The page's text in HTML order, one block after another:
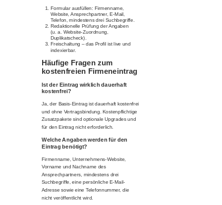
Formular ausfüllen: Firmenname,
Website, Ansprechpartner, E-Mail,
Telefon, mindestens drei Suchbegriffe.
Redaktionelle Prüfung der Angaben
(u. a. Website-Zuordnung,
Duplikatscheck).
Freischaltung – das Profil ist live und
indexierbar.
Häufige Fragen zum
kostenfreien Firmeneintrag
Ist der Eintrag wirklich dauerhaft
kostenfrei?
Ja, der Basis-Eintrag ist dauerhaft kostenfrei
und ohne Vertragsbindung. Kostenpflichtige
Zusatzpakete sind optionale Upgrades und
für den Eintrag nicht erforderlich.
Welche Angaben werden für den
Eintrag benötigt?
Firmenname, Unternehmens-Website,
Vorname und Nachname des
Ansprechpartners, mindestens drei
Suchbegriffe, eine persönliche E-Mail-
Adresse sowie eine Telefonnummer, die
nicht veröffentlicht wird.